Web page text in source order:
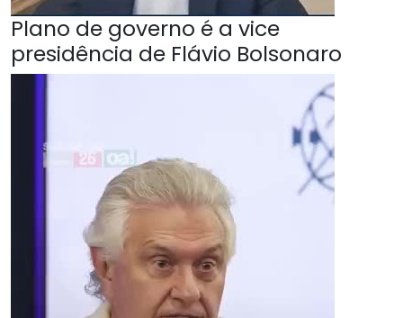
Plano de governo é a vice
presidência de Flávio Bolsonaro